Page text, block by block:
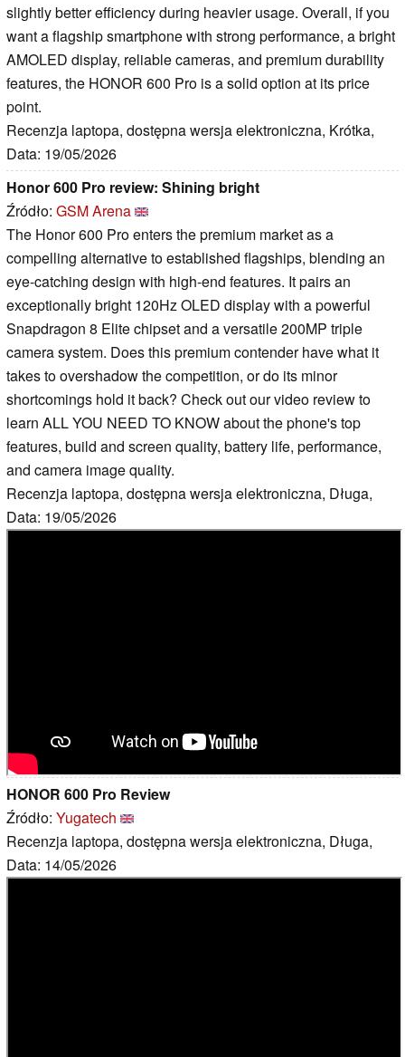
slightly better efficiency during heavier usage. Overall, if you
want a flagship smartphone with strong performance, a bright
AMOLED display, reliable cameras, and premium durability
features, the HONOR 600 Pro is a solid option at its price
point.
Recenzja laptopa, dostępna wersja elektroniczna, Krótka,
Data: 19/05/2026
Honor 600 Pro review: Shining bright
Źródło: GSM Arena
The Honor 600 Pro enters the premium market as a
compelling alternative to established flagships, blending an
eye-catching design with high-end features. It pairs an
exceptionally bright 120Hz OLED display with a powerful
Snapdragon 8 Elite chipset and a versatile 200MP triple
camera system. Does this premium contender have what it
takes to overshadow the competition, or do its minor
shortcomings hold it back? Check out our video review to
learn ALL YOU NEED TO KNOW about the phone's top
features, build and screen quality, battery life, performance,
and camera image quality.
Recenzja laptopa, dostępna wersja elektroniczna, Długa,
Data: 19/05/2026
HONOR 600 Pro Review
Źródło: Yugatech
Recenzja laptopa, dostępna wersja elektroniczna, Długa,
Data: 14/05/2026